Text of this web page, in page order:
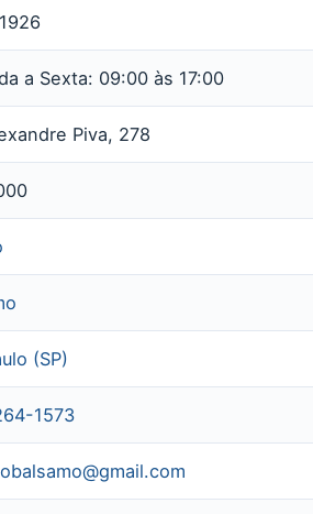
a Sexta: 09:00 às 17:00
Piva, 278
(SP)
1573